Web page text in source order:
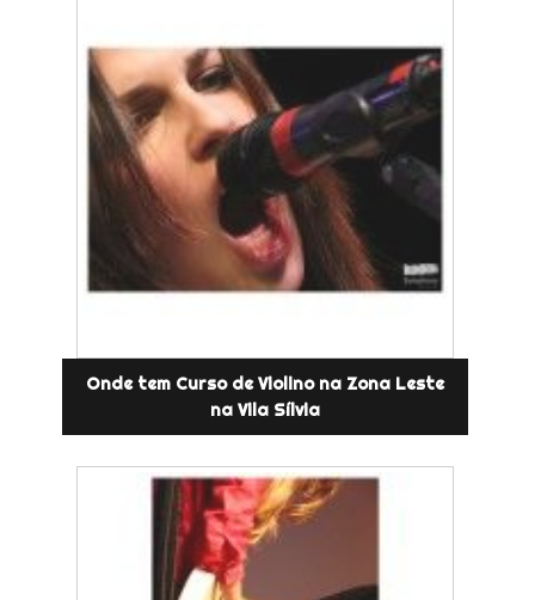
Onde tem Curso de Violino na Zona Leste
na Vila Sílvia